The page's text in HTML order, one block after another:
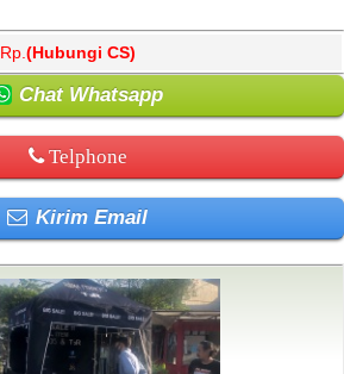
Rp. (Hubungi CS)
Chat Whatsapp
Telphone
Kirim Email